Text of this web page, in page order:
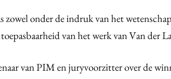
zowel onder de indruk van het
van het werk van Van der
van PIM en juryvoorzitter over de